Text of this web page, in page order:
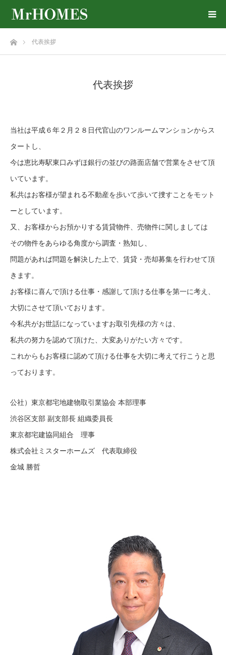
ホーム代表挨拶
代表挨拶
当社は平成６年２月２８日代官山のワンルームマンションからス
タートし、
今は恵比寿駅東口みずほ銀行の並びの路面店舗で営業をさせて頂
いています。
私共はお客様が望まれる不動産を歩いて歩いて捜すことをモット
ーとしています。
又、お客様からお預かりする賃貸物件、売物件に関しましては
その物件をあらゆる角度から調査・熟知し、
問題があれば問題を解決した上で、賃貸・売却募集を行わせて頂
きます。
お客様に喜んで頂ける仕事・感謝して頂ける仕事を第一に考え、
大切にさせて頂いております。
今私共がお世話になっていますお取引先様の方々は、
私共の努力を認めて頂けた、大変ありがたい方々です。
これからもお客様に認めて頂ける仕事を大切に考えて行こうと思
っております。
公社）東京都宅地建物取引業協会 本部理事
渋谷区支部 副支部長 組織委員長
東京都宅建協同組合 理事
株式会社ミスターホームズ 代表取締役
金城 勝哲